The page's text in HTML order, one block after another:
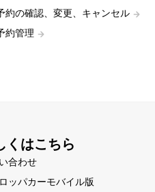
約の確認、変更、キャンセル
約管理
くはこちら
合わせ
ッパカーモバイル版